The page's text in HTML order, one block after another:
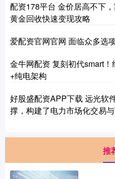
配资178平台 金价居高不下
黄金回收快速变现攻略
爱配资官网官网 面临众多选
金牛网配资 复刻初代smart
+纯电架构
好股盛配资APP下载 远光软
撑，构建了电力市场化交易
推